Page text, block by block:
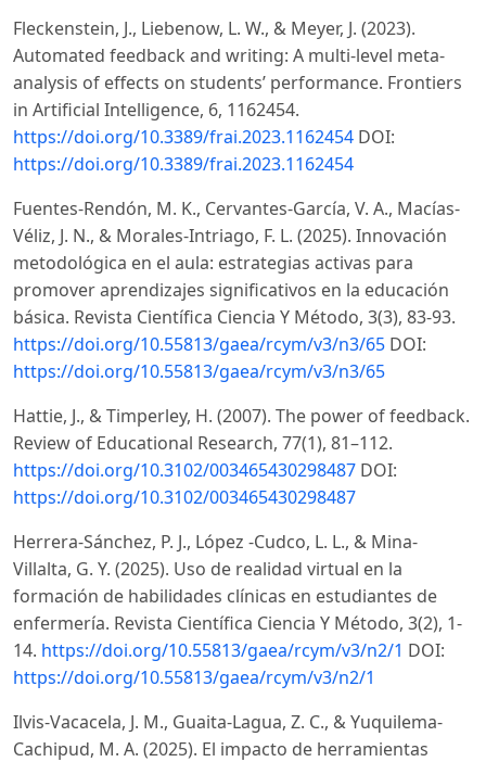
Fleckenstein, J., Liebenow, L. W., & Meyer, J. (2023).
Automated feedback and writing: A multi-level meta-
analysis of effects on students’ performance. Frontiers
in Artificial Intelligence, 6, 1162454.
https://doi.org/10.3389/frai.2023.1162454 DOI:
https://doi.org/10.3389/frai.2023.1162454
Fuentes-Rendón, M. K., Cervantes-García, V. A., Macías-
Véliz, J. N., & Morales-Intriago, F. L. (2025). Innovación
metodológica en el aula: estrategias activas para
promover aprendizajes significativos en la educación
básica. Revista Científica Ciencia Y Método, 3(3), 83-93.
https://doi.org/10.55813/gaea/rcym/v3/n3/65 DOI:
https://doi.org/10.55813/gaea/rcym/v3/n3/65
Hattie, J., & Timperley, H. (2007). The power of feedback.
Review of Educational Research, 77(1), 81–112.
https://doi.org/10.3102/003465430298487 DOI:
https://doi.org/10.3102/003465430298487
Herrera-Sánchez, P. J., López -Cudco, L. L., & Mina-
Villalta, G. Y. (2025). Uso de realidad virtual en la
formación de habilidades clínicas en estudiantes de
enfermería. Revista Científica Ciencia Y Método, 3(2), 1-
14. https://doi.org/10.55813/gaea/rcym/v3/n2/1 DOI:
https://doi.org/10.55813/gaea/rcym/v3/n2/1
Ilvis-Vacacela, J. M., Guaita-Lagua, Z. C., & Yuquilema-
Cachipud, M. A. (2025). El impacto de herramientas